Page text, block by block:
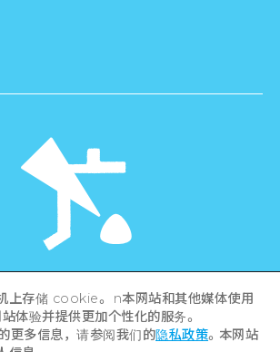
Prefecture / Hiroshima City .
All rights reserved
上存储 cookie。 n本网站和其他媒体使用
体验并提供更加个性化的服务。
更多信息，请参阅我们的隐私政策。本网站